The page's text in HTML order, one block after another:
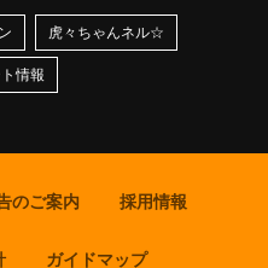
虎々ちゃんネル☆
情報
のご案内 採用情報
ガイドマップ